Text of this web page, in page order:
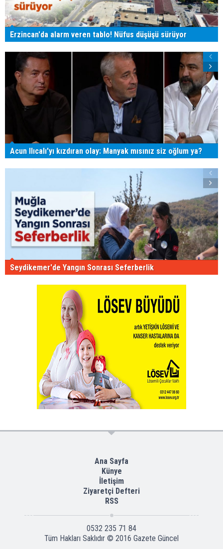
Erzincan'da alarm veren tablo! Nüfus düşüşü sürüyor
Acun Ilıcalı'yı kızdıran olay: Manyak mısınız siz oğlum ya?
Seydikemer'de Yangın Sonrası Seferberlik
Ana Sayfa
Künye
İletişim
Ziyaretçi Defteri
RSS
0532 235 71 84
Tüm Hakları Saklıdır © 2016 Gazete Güncel